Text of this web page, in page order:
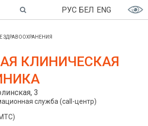
РУС БЕЛ ENG
ЗДРАВООХРАНЕНИЯ
КЛИНИЧЕСКАЯ
3
служба (call-центр)